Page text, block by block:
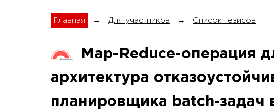
Главная → Для участников → Список тезисов
Map-Reduce-операция
архитектура
планировщика batch-задач